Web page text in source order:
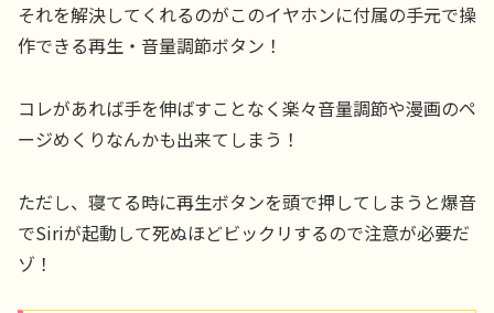
それを解決してくれるのがこのイヤホンに付属の手元で操
作できる再生・音量調節ボタン！
コレがあれば手を伸ばすことなく楽々音量調節や漫画のペ
ージめくりなんかも出来てしまう！
ただし、寝てる時に再生ボタンを頭で押してしまうと爆音
でSiriが起動して死ぬほどビックリするので注意が必要だ
ゾ！